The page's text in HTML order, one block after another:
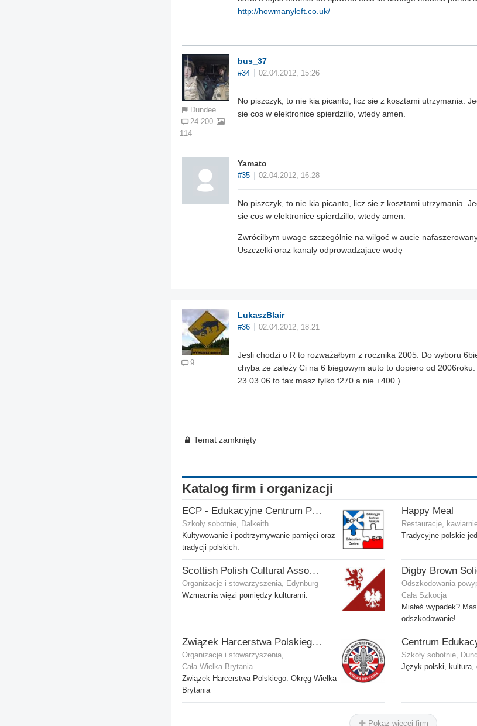
http://howmanyleft.co.uk/
Dundee
24 200
114
bus_37
#34 02.04.2012, 15:26
No piszczyk, to nie kia picanto, licz sie z kosztami utrzymania.
sie cos w elektronice spierdzillo, wtedy amen.
Yamato
#35 02.04.2012, 16:28
No piszczyk, to nie kia picanto, licz sie z kosztami utrzymania.
sie cos w elektronice spierdzillo, wtedy amen.
Zwrócilbym uwage szczególnie na wilgoć w aucie
Uszczelki oraz kanaly odprowadzajace wodę
9
LukaszBlair
#36 02.04.2012, 18:21
Jesli chodzi o R to rozważałbym z rocznika 2005. Do wyboru
chyba ze zależy Ci na 6 biegowym auto to dopiero od
23.03.06 to tax masz tylko f270 a nie +400 ).
Temat zamknięty
Katalog firm i organizacji
ECP - Edukacyjne Centrum Polonijne SCIO - Dalkeith
Szkoły sobotnie, Dalkeith
Kultywowanie i podtrzymywanie pamięci oraz
tradycji polskich.
Happy Meal
Restauracje,
Tradycyjne polskie
Scottish Polish Cultural Association
Organizacje i stowarzyszenia, Edynburg
Wzmacnia więzi pomiędzy kulturami.
Odszkodowania
Cała Szkocja
Miałeś wypadek?
odszkodowanie!
Związek Harcerstwa Polskiego w Wielkiej Brytanii
Organizacje i stowarzyszenia,
Cała Wielka Brytania
Związek Harcerstwa Polskiego. Okręg Wielka
Brytania
Szkoły sobotnie,
Język polski, kultura,
Pokaż więcej firm